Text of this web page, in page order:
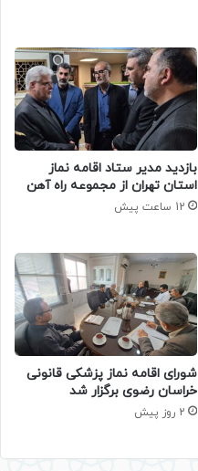
بازدید مدیر ستاد اقامه نماز
استان تهران از مجموعه راه آهن
12 ساعت پیش
شورای اقامه نماز پزشکی قانونی
خراسان رضوی برگزار شد
2 روز پیش